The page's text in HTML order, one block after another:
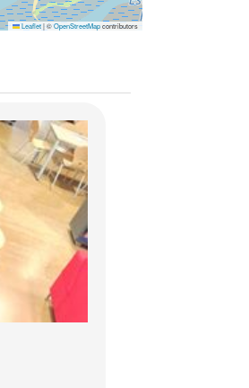
Leaflet |©OpenStreetMapcontributors